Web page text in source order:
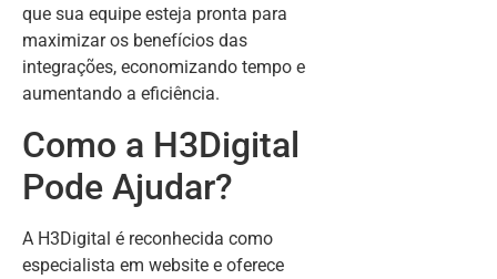
que sua equipe esteja pronta para
maximizar os benefícios das
integrações, economizando tempo e
aumentando a eficiência.
Como a H3Digital
Pode Ajudar?
A H3Digital é reconhecida como
especialista em website e oferece